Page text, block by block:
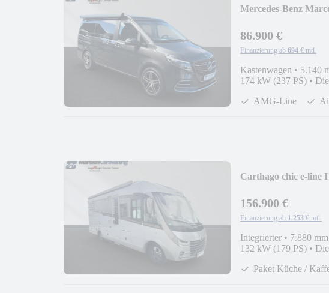
Mercedes-Benz
86.900 €
Finanzierung ab 694 € mtl.
Kastenwagen • 5.140
174 kW (237 PS) •
AMG-Line
Carthago chic e-line
156.900 €
Finanzierung ab 1.253 € mtl.
Integrierter • 7.880 mm
132 kW (179 PS) •
Paket Küche /